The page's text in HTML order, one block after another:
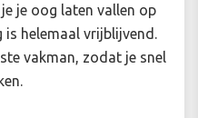
je oog laten vallen op
is helemaal vrijblijvend.
vakman, zodat je snel